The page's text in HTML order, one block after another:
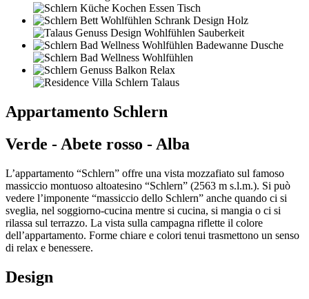
Appartamento Schlern
Verde - Abete rosso - Alba
L’appartamento “Schlern” offre una vista mozzafiato sul famoso
massiccio montuoso altoatesino “Schlern” (2563 m s.l.m.). Si può
vedere l’imponente “massiccio dello Schlern” anche quando ci si
sveglia, nel soggiorno-cucina mentre si cucina, si mangia o ci si
rilassa sul terrazzo. La vista sulla campagna riflette il colore
dell’appartamento. Forme chiare e colori tenui trasmettono un senso
di relax e benessere.
Design